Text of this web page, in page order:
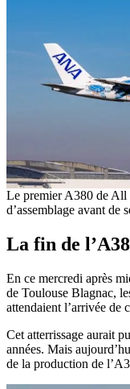
Le premier A380 de
d’assemblage avant de
La fin de
En ce mercredi après
de Toulouse Blagnac,
attendaient l’arrivée de
Cet atterrissage aurait
années. Mais
de la production de